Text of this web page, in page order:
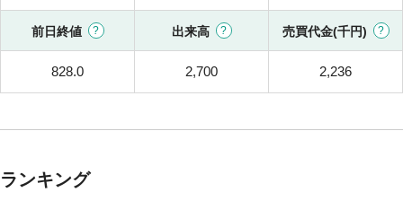
前日終値 出来高 売買代金(千円)
828.0 2,700 2,236
ランキング